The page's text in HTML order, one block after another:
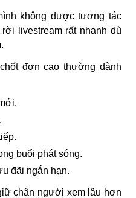
không được tương tác
livestream rất nhanh dù
đơn cao thường dành
buổi phát sóng.
đãi ngắn hạn.
chân người xem lâu hơn